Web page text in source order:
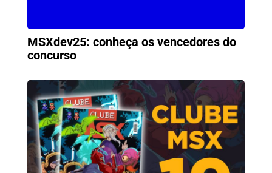
MSXdev25: conheça os vencedores do
concurso